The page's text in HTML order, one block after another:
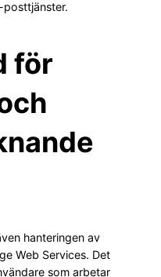
posttjänster.
för
hanteringen av
Web Services. Det
som arbetar